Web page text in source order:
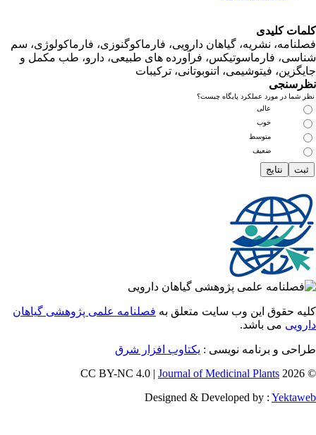
کلیدی
نشریه، گیاهان دارویی، فارماکوگنوزی، فارماکولوژی، سم
فارماسوتیکس، فرآورده های طبیعی، دارو، طب مکمل و
فیتوشیمی، اتنوبوتانی، ترکیبات
در مورد عملکرد پایگاه چیست؟
متوسط
ضعیف
حقوق این وب سایت متعلق بهفصلنامه علمی پژوهشی گیاهان
می باشد.
و برنامه نویسی :یکتاوب افزار شرق
Journal of Medicinal Plants
Designed & Developed by :